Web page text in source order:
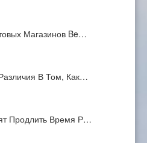
Магазинов Be…
В Том, Как…
Продлить Время Р…